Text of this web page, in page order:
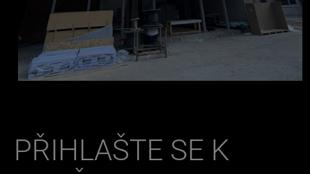
PŘIHLAŠTE SE K